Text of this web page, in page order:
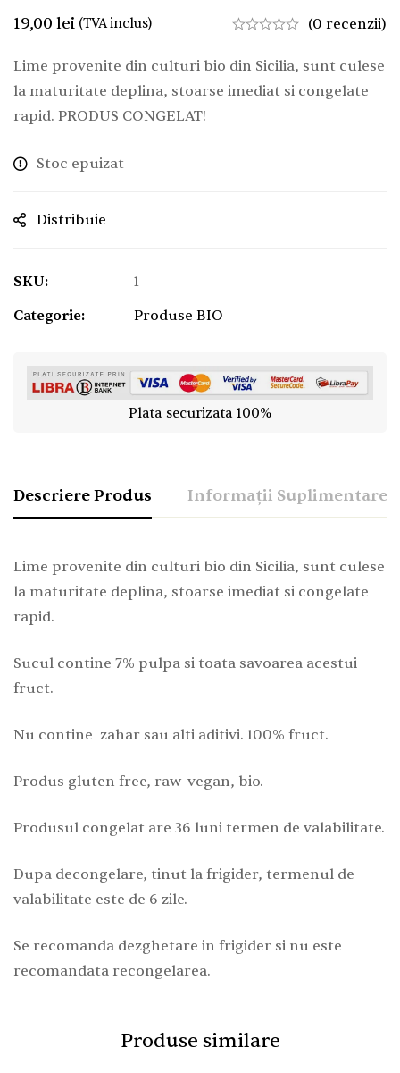
19,00 lei (TVA inclus) (0 recenzii)
Lime provenite din culturi bio din Sicilia, sunt culese
la maturitate deplina, stoarse imediat si congelate
rapid. PRODUS CONGELAT!
Stoc epuizat
Distribuie
SKU:
1
Categorie:
Produse BIO
Plata securizata 100%
Descriere Produs Informații Suplimentare
Lime provenite din culturi bio din Sicilia, sunt culese
la maturitate deplina, stoarse imediat si congelate
rapid.
Sucul contine 7% pulpa si toata savoarea acestui
fruct.
Nu contine zahar sau alti aditivi. 100% fruct.
Produs gluten free, raw-vegan, bio.
Produsul congelat are 36 luni termen de valabilitate.
Dupa decongelare, tinut la frigider, termenul de
valabilitate este de 6 zile.
Se recomanda dezghetare in frigider si nu este
recomandata recongelarea.
Produse similare